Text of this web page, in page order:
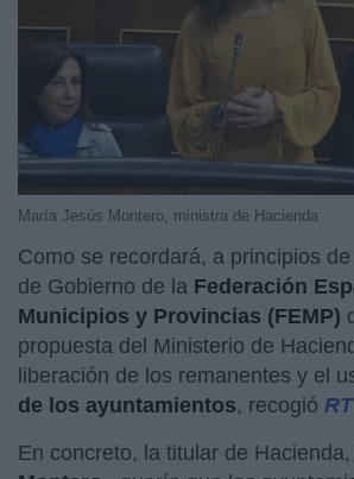
María Jesús Montero, ministra de Hacienda
Como se recordará, a principios
de Gobierno de la Federación
Municipios y Provincias (FEMP)
propuesta del Ministerio de
liberación de los remanentes y el
de los ayuntamientos, recogió
En concreto, la titular de Hacienda,